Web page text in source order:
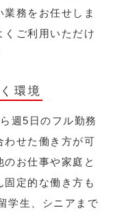
務をお任せしま
ご利用いただけ
環境
週5日のフル勤務
わせた働き方が可
お仕事や家庭と
定的な働き方も
学生、シニアまで